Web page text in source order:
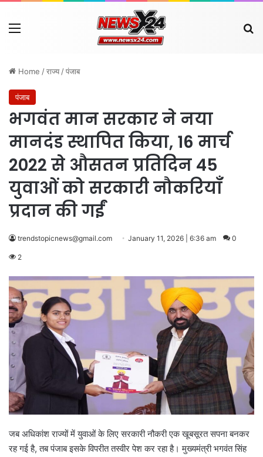
Menu
Home /राज्य /पंजाब
पंजाब
भगवंत मान सरकार ने नया
मानदंड स्थापित किया, 16 मार्च
2022 से औसतन प्रतिदिन 45
युवाओं को सरकारी नौकरियाँ
प्रदान की गईं
trendstopicnews@gmail.com January 11, 2026 | 6:36 am 0
2
जब अधिकांश राज्यों में युवाओं के लिए सरकारी नौकरी एक खूबसूरत सपना बनकर
रह गई है, तब पंजाब इसके विपरीत तस्वीर पेश कर रहा है। मुख्यमंत्री भगवंत सिंह